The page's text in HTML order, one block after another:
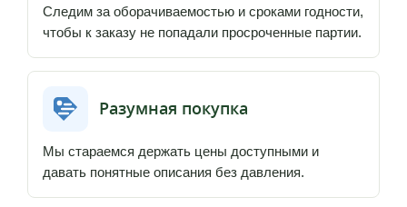
Следим за оборачиваемостью и сроками годности,
чтобы к заказу не попадали просроченные партии.
Разумная покупка
Мы стараемся держать цены доступными и
давать понятные описания без давления.